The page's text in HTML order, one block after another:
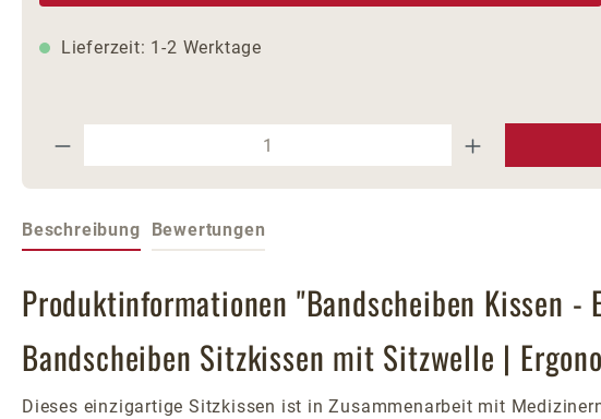
Lieferzeit: 1-2 Werktage
Produkt Anzahl: Gib den gewünschten
Beschreibung Bewertungen
Produktinformationen "Bandscheiben Kissen -
Bandscheiben Sitzkissen mit Sitzwelle |
Dieses einzigartige Sitzkissen ist in Zusammenarbeit mit